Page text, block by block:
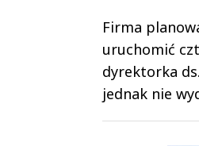
Firma
uruchomić
dyrektorka
jednak nie